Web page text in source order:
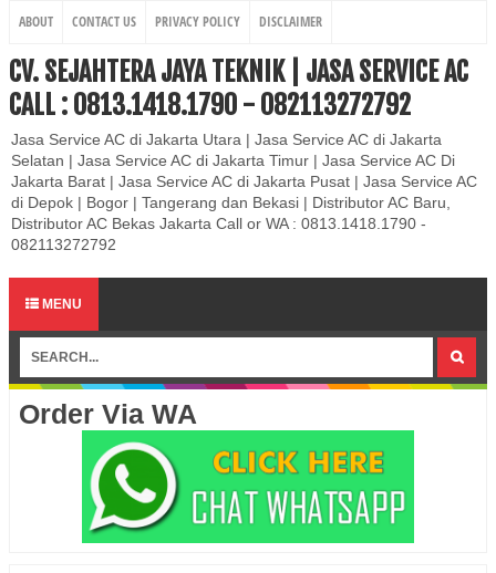
ABOUT CONTACT US PRIVACY POLICY DISCLAIMER
CV. SEJAHTERA JAYA TEKNIK | JASA SERVICE AC
CALL : 0813.1418.1790 - 082113272792
Jasa Service AC di Jakarta Utara | Jasa Service AC di Jakarta
Selatan | Jasa Service AC di Jakarta Timur | Jasa Service AC Di
Jakarta Barat | Jasa Service AC di Jakarta Pusat | Jasa Service AC
di Depok | Bogor | Tangerang dan Bekasi | Distributor AC Baru,
Distributor AC Bekas Jakarta Call or WA : 0813.1418.1790 -
082113272792
MENU
Order Via WA